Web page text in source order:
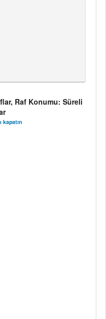
Raf Konumu: Süreli
kapatın